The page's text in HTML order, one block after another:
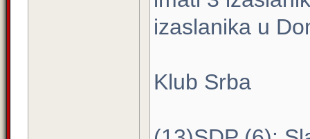
izaslanika u
Klub Srba